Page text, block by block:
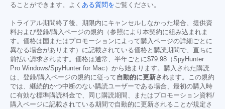
ることができます。よく ある質問を ご覧ください。
トライアル期間終了後、期限内にキャンセルしなかった場合、提供資
料および登録/購入ページの規約（参照により本契約に組み込まれま
す。価格は国またはプロモーションによって購入ページの詳細ごとに
異なる場合があります）に記載されている価格と購読期間で、直ちに
前払い請求されます。価格は通常、半年ごとに$79.98 （SpyHunter
Pro Windows/SpyHunter for Mac）から始まります。購入された購読
は、登録/購入ページの規約に従って自動的に更新され ます。この規約
では、継続的かつ中断のない購読ユーザーである場合、最初の購入時
に有効な標準購読料金で、同じ購読期間、またはプロモーション資料/
購入ページに記載されている期間で自動的に更新されることが規定さ